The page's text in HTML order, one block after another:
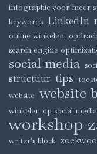
infographic voor meer
keywords LinkedIn
online winkelen
search engine
social media
structuur tips
website website
winkelen op social media
workshop
writer's block